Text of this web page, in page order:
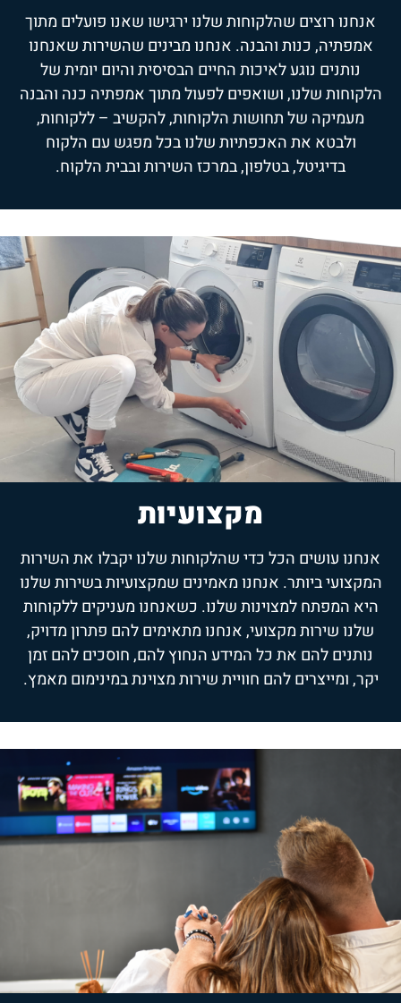
אנחנו רוצים שהלקוחות שלנו ירגישו שאנו פועלים מתוך
אמפתיה, כנות והבנה. אנחנו מבינים שהשירות שאנחנו
נותנים נוגע לאיכות החיים הבסיסית והיום יומית של
הלקוחות שלנו, ושואפים לפעול מתוך אמפתיה כנה והבנה
מעמיקה של תחושות הלקוחות, להקשיב – ללקוחות,
ולבטא את האכפתיות שלנו בכל מפגש עם הלקוח
בדיגיטל, בטלפון, במרכז השירות ובבית הלקוח.
מקצועיות
אנחנו עושים הכל כדי שהלקוחות שלנו יקבלו את השירות
המקצועי ביותר. אנחנו מאמינים שמקצועיות בשירות שלנו
היא המפתח למצוינות שלנו. כשאנחנו מעניקים ללקוחות
שלנו שירות מקצועי, אנחנו מתאימים להם פתרון מדויק,
נותנים להם את כל המידע הנחוץ להם, חוסכים להם זמן
יקר, ומייצרים להם חוויית שירות מצוינת במינימום מאמץ.